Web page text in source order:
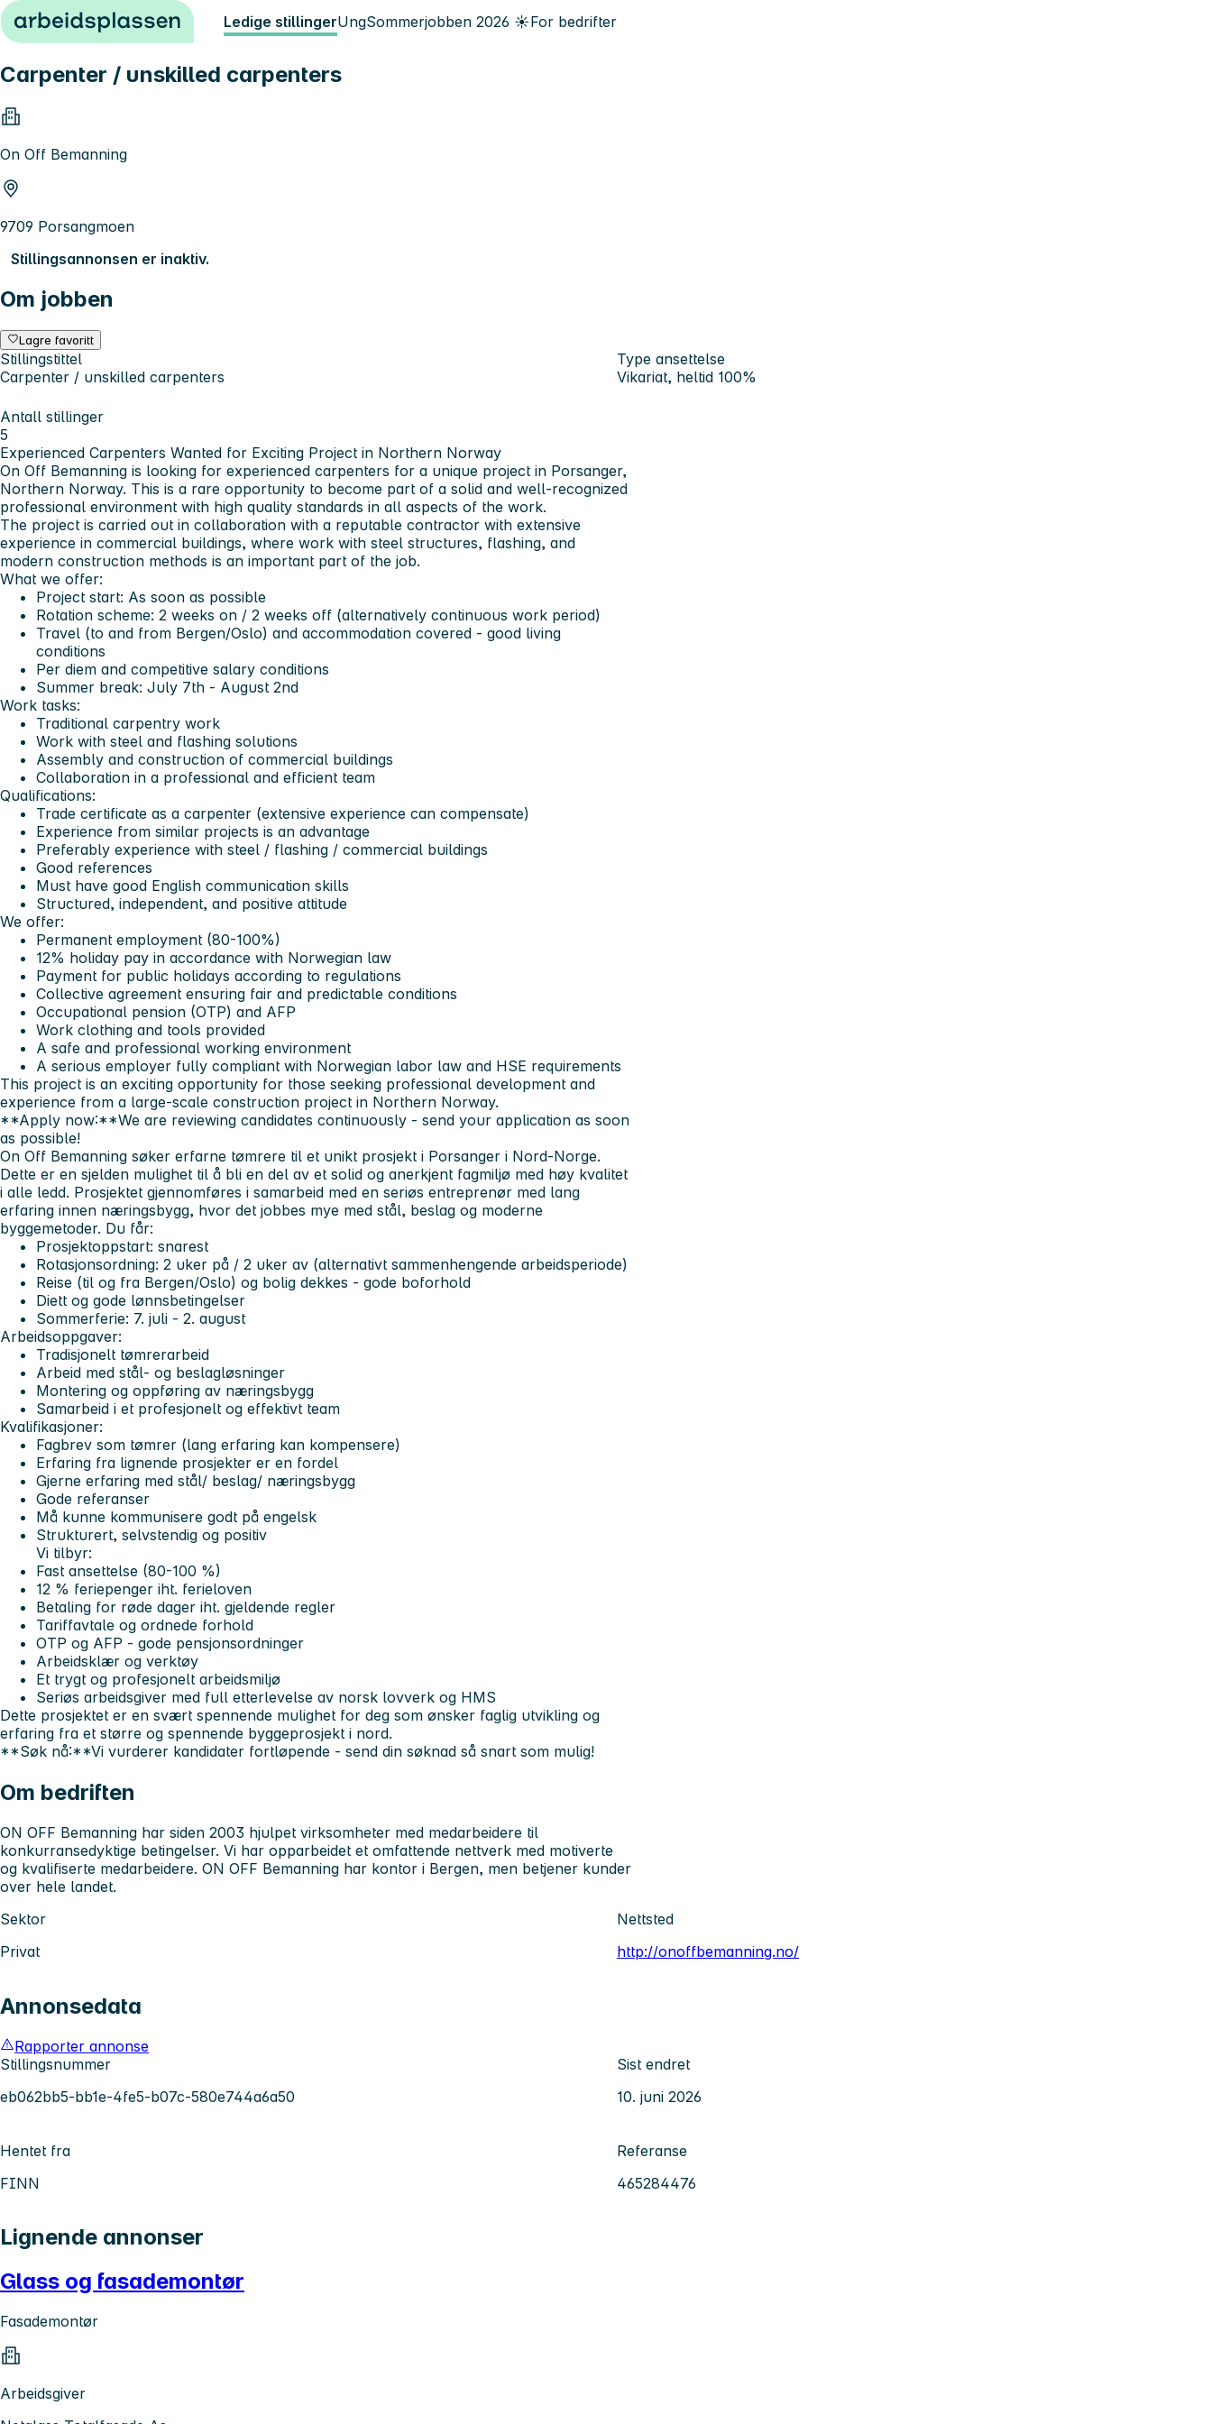
Hopp til innhold Ledige stillingerUngSommerjobben 2026 ☀️For bedrifter
Carpenter / unskilled carpenters
On Off Bemanning
9709 Porsangmoen
Stillingsannonsen er inaktiv.
Om jobben
Lagre favoritt
Stillingstittel
Carpenter / unskilled carpenters
Type ansettelse
Vikariat, heltid 100%
Antall stillinger
5
Experienced Carpenters Wanted for Exciting Project in Northern Norway
On Off Bemanning is looking for experienced carpenters for a unique project in Porsanger,
Northern Norway. This is a rare opportunity to become part of a solid and well-recognized
professional environment with high quality standards in all aspects of the work.
The project is carried out in collaboration with a reputable contractor with extensive
experience in commercial buildings, where work with steel structures, flashing, and
modern construction methods is an important part of the job.
What we offer:
Project start: As soon as possible
Rotation scheme: 2 weeks on / 2 weeks off (alternatively continuous work period)
Travel (to and from Bergen/Oslo) and accommodation covered - good living
conditions
Per diem and competitive salary conditions
Summer break: July 7th - August 2nd
Work tasks:
Traditional carpentry work
Work with steel and flashing solutions
Assembly and construction of commercial buildings
Collaboration in a professional and efficient team
Qualifications:
Trade certificate as a carpenter (extensive experience can compensate)
Experience from similar projects is an advantage
Preferably experience with steel / flashing / commercial buildings
Good references
Must have good English communication skills
Structured, independent, and positive attitude
We offer:
Permanent employment (80-100%)
12% holiday pay in accordance with Norwegian law
Payment for public holidays according to regulations
Collective agreement ensuring fair and predictable conditions
Occupational pension (OTP) and AFP
Work clothing and tools provided
A safe and professional working environment
A serious employer fully compliant with Norwegian labor law and HSE requirements
This project is an exciting opportunity for those seeking professional development and
experience from a large-scale construction project in Northern Norway.
**Apply now:**We are reviewing candidates continuously - send your application as soon
as possible!
On Off Bemanning søker erfarne tømrere til et unikt prosjekt i Porsanger i Nord-Norge.
Dette er en sjelden mulighet til å bli en del av et solid og anerkjent fagmiljø med høy kvalitet
i alle ledd. Prosjektet gjennomføres i samarbeid med en seriøs entreprenør med lang
erfaring innen næringsbygg, hvor det jobbes mye med stål, beslag og moderne
byggemetoder. Du får:
Prosjektoppstart: snarest
Rotasjonsordning: 2 uker på / 2 uker av (alternativt sammenhengende arbeidsperiode)
Reise (til og fra Bergen/Oslo) og bolig dekkes - gode boforhold
Diett og gode lønnsbetingelser
Sommerferie: 7. juli - 2. august
Arbeidsoppgaver:
Tradisjonelt tømrerarbeid
Arbeid med stål- og beslagløsninger
Montering og oppføring av næringsbygg
Samarbeid i et profesjonelt og effektivt team
Kvalifikasjoner:
Fagbrev som tømrer (lang erfaring kan kompensere)
Erfaring fra lignende prosjekter er en fordel
Gjerne erfaring med stål/ beslag/ næringsbygg
Gode referanser
Må kunne kommunisere godt på engelsk
Strukturert, selvstendig og positiv
Vi tilbyr:
Fast ansettelse (80-100 %)
12 % feriepenger iht. ferieloven
Betaling for røde dager iht. gjeldende regler
Tariffavtale og ordnede forhold
OTP og AFP - gode pensjonsordninger
Arbeidsklær og verktøy
Et trygt og profesjonelt arbeidsmiljø
Seriøs arbeidsgiver med full etterlevelse av norsk lovverk og HMS
Dette prosjektet er en svært spennende mulighet for deg som ønsker faglig utvikling og
erfaring fra et større og spennende byggeprosjekt i nord.
**Søk nå:**Vi vurderer kandidater fortløpende - send din søknad så snart som mulig!
Om bedriften
ON OFF Bemanning har siden 2003 hjulpet virksomheter med medarbeidere til
konkurransedyktige betingelser. Vi har opparbeidet et omfattende nettverk med motiverte
og kvalifiserte medarbeidere. ON OFF Bemanning har kontor i Bergen, men betjener kunder
over hele landet.
Sektor
Privat
Nettsted
http://onoffbemanning.no/
Annonsedata
Rapporter annonse
Stillingsnummer
eb062bb5-bb1e-4fe5-b07c-580e744a6a50
Sist endret
10. juni 2026
Hentet fra
FINN
Referanse
465284476
Lignende annonser
Glass og fasademontør
Fasademontør
Arbeidsgiver